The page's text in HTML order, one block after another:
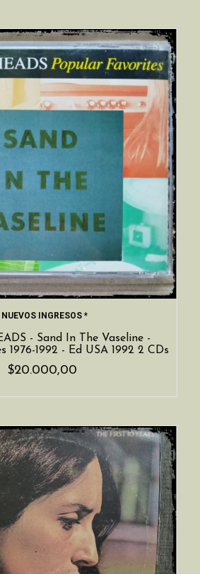
INGRESOS *
- Sand In The Vaseline -
1976-1992 - Ed USA 1992 2 CDs
$20.000,00